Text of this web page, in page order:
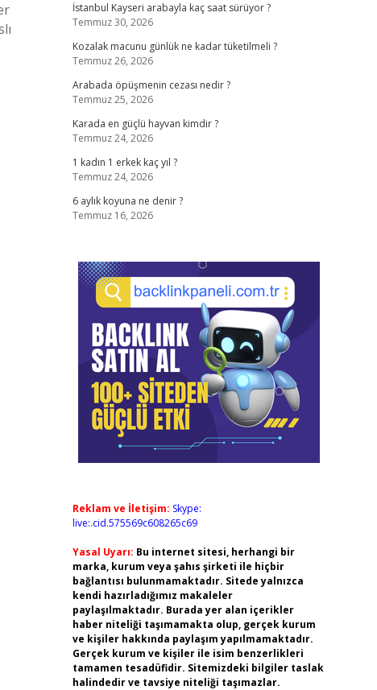
İstanbul Kayseri arabayla kaç saat sürüyor ?
Temmuz 30, 2026
Kozalak macunu günlük ne kadar tüketilmeli ?
Temmuz 26, 2026
Arabada öpüşmenin cezası nedir ?
Temmuz 25, 2026
Karada en güçlü hayvan kimdir ?
Temmuz 24, 2026
1 kadın 1 erkek kaç yıl ?
Temmuz 24, 2026
6 aylık koyuna ne denir ?
Temmuz 16, 2026
Reklam ve İletişim: Skype:
live:.cid.575569c608265c69
Yasal Uyarı: Bu internet sitesi, herhangi bir
marka, kurum veya şahıs şirketi ile hiçbir
bağlantısı bulunmamaktadır. Sitede yalnızca
kendi hazırladığımız makaleler
paylaşılmaktadır. Burada yer alan içerikler
haber niteliği taşımamakta olup, gerçek kurum
ve kişiler hakkında paylaşım yapılmamaktadır.
Gerçek kurum ve kişiler ile isim benzerlikleri
tamamen tesadüfidir. Sitemizdeki bilgiler taslak
halindedir ve tavsiye niteliği taşımazlar.